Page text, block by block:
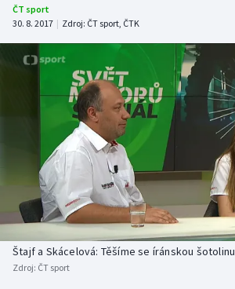
Atletika
Cyklistika
DALŠÍ SPORTY
Americký fotbal
Baseball a softbal
Basketbal
Biatlon
NEPŘEHLÉDNĚTE
Soutěže
Historické návraty
Aplikace ČT sport
ČT sport
30. 8. 2017 | Zdroj: ČT sport, ČTK
Štajf a Skácelová: Těšíme se íránskou šotolinu
Zdroj: ČT sport